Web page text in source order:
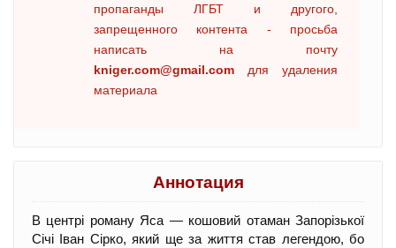
пропаганды ЛГБТ и другого,
запрещенного контента - просьба
написать на почту
kniger.com@gmail.com для удаления
материала
Аннотация
В центрі роману Яса — кошовий отаман Запорізької
Січі Іван Сірко, який ще за життя став легендою, бо